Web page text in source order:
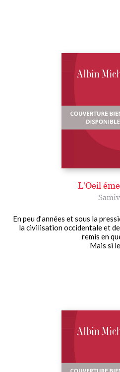
L'Oeil
En peu d'années et sous la
la civilisation occidentale et
remis en
Mais si